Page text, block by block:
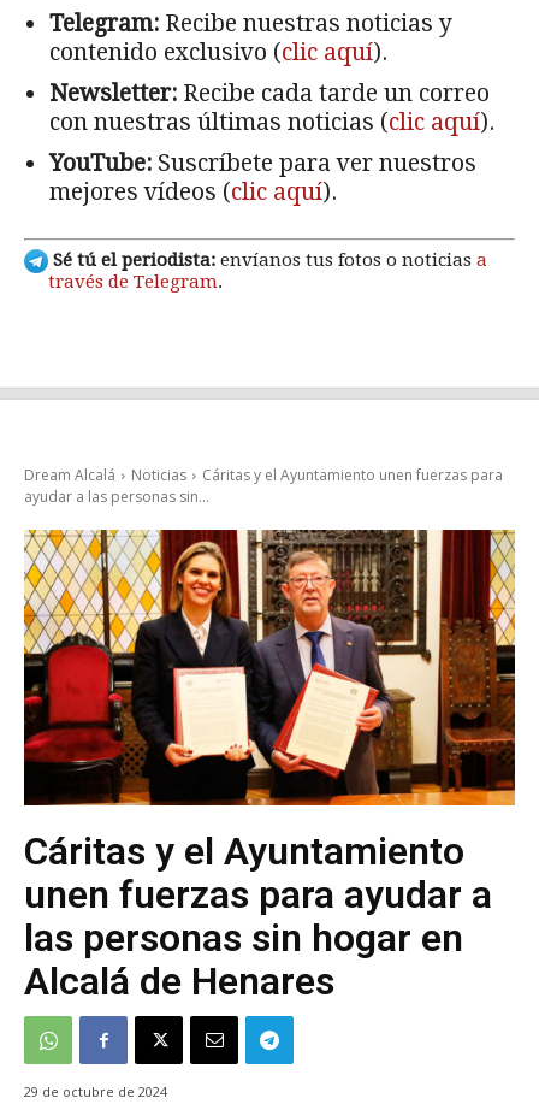
Telegram: Recibe nuestras noticias y
contenido exclusivo (clic aquí).
Newsletter: Recibe cada tarde un correo
con nuestras últimas noticias (clic aquí).
YouTube: Suscríbete para ver nuestros
mejores vídeos (clic aquí).
Sé tú el periodista: envíanos tus fotos o noticias a
través de Telegram.